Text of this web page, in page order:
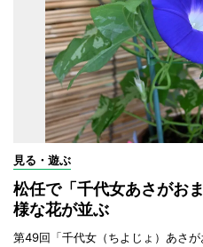
見る・遊ぶ
松任で「千代女あさがお
様な花が並ぶ
第49回「千代女（ちよじょ）あさ